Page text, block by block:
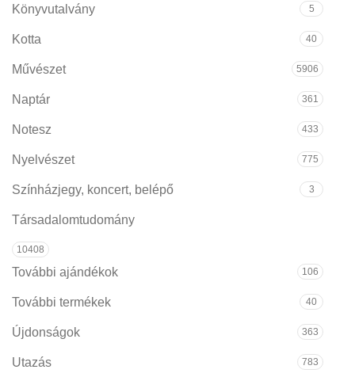
Könyvutalvány 5
Kotta 40
Művészet 5906
Naptár 361
Notesz 433
Nyelvészet 775
Színházjegy, koncert, belépő 3
Társadalomtudomány
10408
További ajándékok 106
További termékek 40
Újdonságok 363
Utazás 783